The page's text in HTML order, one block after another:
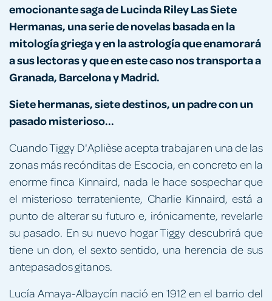
emocionante saga de Lucinda Riley Las Siete
Hermanas, una serie de novelas basada en la
mitología griega y en la astrología que enamorará
a sus lectoras y que en este caso nos transporta a
Granada, Barcelona y Madrid.
Siete hermanas, siete destinos, un padre con un
pasado misterioso...
Cuando Tiggy D'Aplièse acepta trabajar en una de las
zonas más recónditas de Escocia, en concreto en la
enorme finca Kinnaird, nada le hace sospechar que
el misterioso terrateniente, Charlie Kinnaird, está a
punto de alterar su futuro e, irónicamente, revelarle
su pasado. En su nuevo hogar Tiggy descubrirá que
tiene un don, el sexto sentido, una herencia de sus
antepasados gitanos.
Lucía Amaya-Albaycín nació en 1912 en el barrio del